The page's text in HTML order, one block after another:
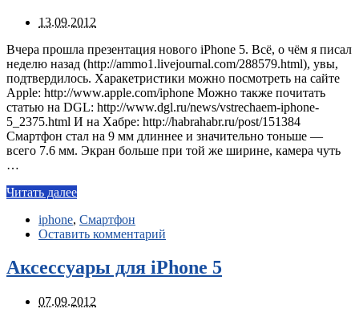
13.09.2012
Вчера прошла презентация нового iPhone 5. Всё, о чём я писал
неделю назад (http://ammo1.livejournal.com/288579.html), увы,
подтвердилось. Харакетристики можно посмотреть на сайте
Apple: http://www.apple.com/iphone Можно также почитать
статью на DGL: http://www.dgl.ru/news/vstrechaem-iphone-
5_2375.html И на Хабре: http://habrahabr.ru/post/151384
Смартфон стал на 9 мм длиннее и значительно тоньше —
всего 7.6 мм. Экран больше при той же ширине, камера чуть
…
Читать далее
iphone, Смартфон
Оставить комментарий
Аксессуары для iPhone 5
07.09.2012